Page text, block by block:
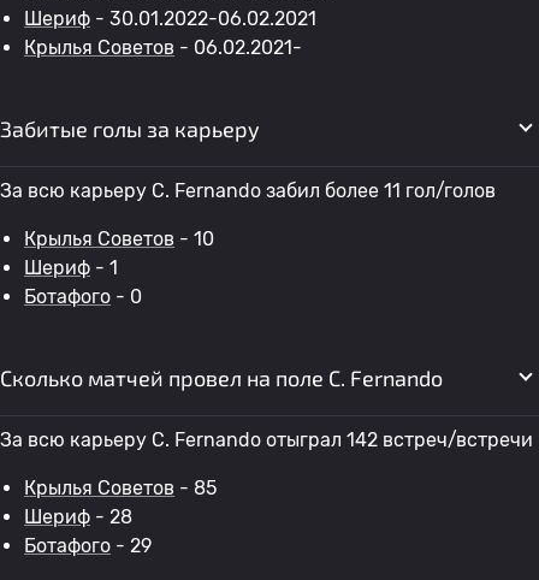
Шериф - 30.01.2022-06.02.2021
Крылья Советов - 06.02.2021-
Забитые голы за карьеру
За всю карьеру C. Fernando забил более 11 гол/голов
Крылья Советов - 10
Шериф - 1
Ботафого - 0
Сколько матчей провел на поле C. Fernando
За всю карьеру C. Fernando отыграл 142 встреч/встречи
Крылья Советов - 85
Шериф - 28
Ботафого - 29